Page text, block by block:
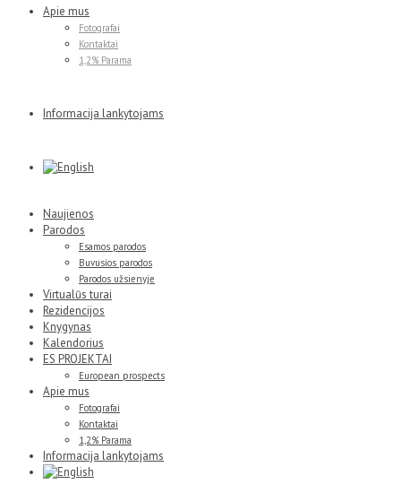
Apie mus
Fotografai
Kontaktai
1,2% Parama
Informacija lankytojams
Naujienos
Parodos
Esamos parodos
Buvusios parodos
Parodos užsienyje
Virtualūs turai
Rezidencijos
Knygynas
Kalendorius
ES PROJEKTAI
European prospects
Apie mus
Fotografai
Kontaktai
1,2% Parama
Informacija lankytojams